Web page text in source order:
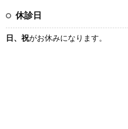
休診日
日、祝がお休みになります。